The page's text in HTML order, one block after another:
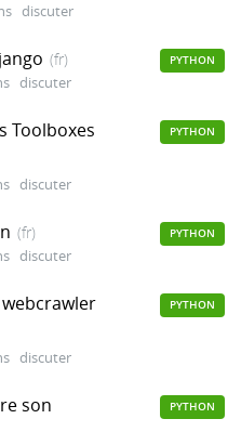
discuter
(fr)
discuter
PYTHON
Toolboxes
discuter
PYTHON
(fr)
discuter
PYTHON
discuter
PYTHON
son
PYTHON